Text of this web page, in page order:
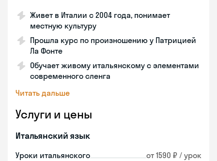
Живет в Италии с 2004 года, понимает
местную культуру
Прошла курс по произношению у Патрицией
Ла Фонте
Обучает живому итальянскому с элементами
современного сленга
Читать дальше
Услуги и цены
Итальянский язык
Уроки итальянского от 1590 ₽ / урок